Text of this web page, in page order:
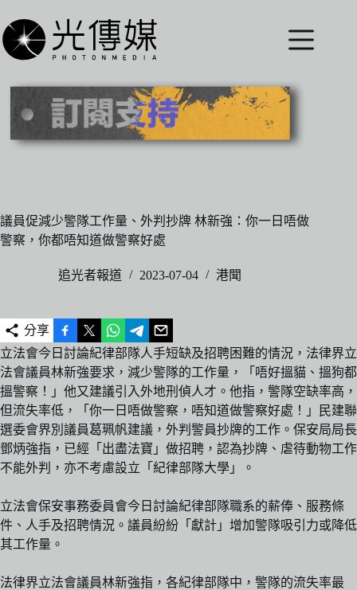
至
主
內
議員促減少警隊工作量、外判抄牌 林新強：你一日唔做
警察，你都唔知道做警察好處
追光者報道 2023-07-04 港聞
分享
立法會今日討論紀律部隊人手短缺及招聘困難的情況，法律界立
法會議員林新強要求，減少警隊的工作量，「唔好搵貓、搵狗都
搵警察！」他又建議引入外地刑偵人才。他指，警隊空缺率高，
但流失率低，「你一日唔做警察，唔知道做警察好處！」民建聯
選委會界別議員葛珮帆建議，外判警員抄牌的工作。保安局局長
鄧炳強指，已經「出盡法寶」做招聘，認為抄牌、虐待動物工作
不能外判，亦不考慮設立「紀律部隊大學」。
立法會保安事務委員會今日討論紀律部隊職系的薪俸、服務條
件、人手及招聘情況。議員紛紛「獻計」增加警隊吸引力或降低
其工作量。
法律界立法會議員林新強指，各紀律部隊中，警隊的流失率最